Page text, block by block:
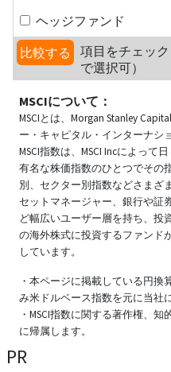
ヘッジファンド
比較する
項目をチェッ
で選択可）
MSCIについて：
MSCIとは、Morgan Stanley
ー・キャピタル・インターナシ
MSCI指数は、MSCI Incによって
有名な株価指数のひとつでその
別、セクター別指数などさまざ
セットマネージャー、銀行や証
ど幅広いユーザー層を持ち、投
の海外株式に投資するファンド
しています。
・本ページに掲載している円換
み米ドルベース指数を元に当社
・MSCI指数に関する著作権、知
に帰属します。
PR